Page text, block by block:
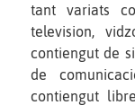
tant variats
television,
contiengut de
de
contiengut